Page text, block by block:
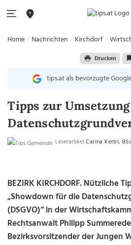
Home Nachrichten Kirchdorf
Drucken
tips.at als bevorzugte
Tipps zur
LeserartikelCarina Kerbl,
BEZIRK KIRCHDORF. Nützliche
„Showdown für die
(DSGVO)“ in der
Rechtsanwalt Philipp
Bezirksvorsitzender der Jungen